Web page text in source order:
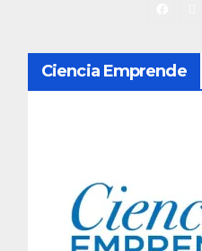
N
a
Ciencia Emprende